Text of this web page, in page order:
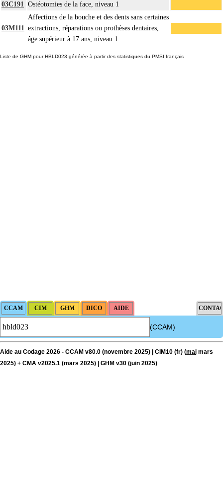
03C191 Ostéotomies de la face, niveau 1
03M111
Affections de la bouche et des dents sans certaines
extractions, réparations ou prothèses dentaires,
âge supérieur à 17 ans, niveau 1
Liste de GHM pour HBLD023 générée à partir des statistiques du PMSI français
(CCAM)
Aide au Codage 2026 - CCAM v80.0 (novembre 2025) | CIM10 (fr) (maj mars
2025) + CMA v2025.1 (mars 2025) | GHM v30 (juin 2025)